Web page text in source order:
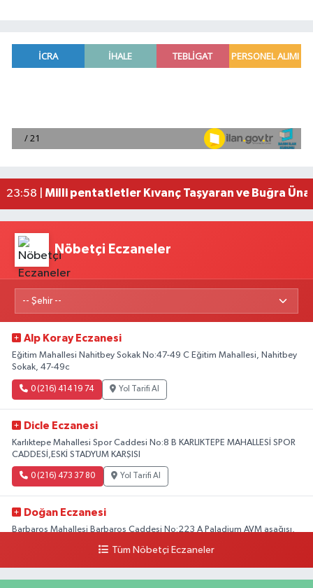
00:39 |
Mersin'de uyuşturucu operasyonunda 190
23:58 | Milli pentatletler Kıvanç Taşyaran ve Buğra
Nöbetçi Eczaneler
Alp Koray Eczanesi
Eğitim Mahallesi Nahitbey Sokak No:47-49 C Eğitim Mahallesi, Nahitbey
Sokak, 47-49c
0 (216) 414 19 74 Yol Tarifi Al
Dicle Eczanesi
Karlıktepe Mahallesi Spor Caddesi No:8 B KARLIKTEPE MAHALLESİ SPOR
CADDESİ,ESKİ STADYUM KARŞISI
0 (216) 473 37 80 Yol Tarifi Al
Doğan Eczanesi
Barbaros Mahallesi Barbaros Caddesi No:223 A Paladium AVM aşağısı,
Tüm Nöbetçi Eczaneler